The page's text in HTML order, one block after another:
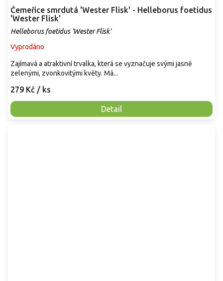
Čemeřice smrdutá 'Wester Flisk' - Helleborus foetidus
'Wester Flisk'
Helleborus foetidus 'Wester Flisk'
Vyprodáno
279 Kč / ks
Detail
Zajímavá a atraktivní trvalka, která se vyznačuje svými jasně
zelenými, zvonkovitými květy. Má...